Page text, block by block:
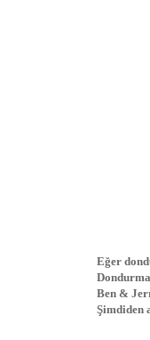
Eğer
Ben &
Şimdiden